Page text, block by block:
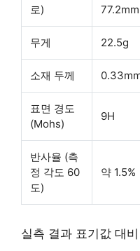
로)
77.2mm
무게 22.5g
소재 두께
표면 경도
(Mohs)
9H
반사율 (측
정 각도 60
도)
약 1.5%
실측 결과 표기값 대